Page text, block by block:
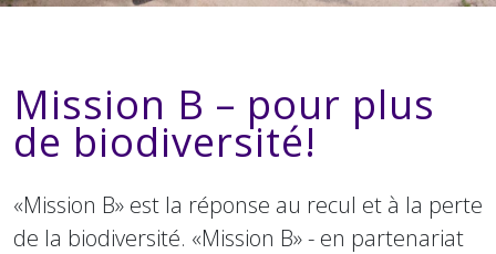
Mission B – pour plus
de biodiversité!
«Mission B» est la réponse au recul et à la perte
de la biodiversité. «Mission B» - en partenariat